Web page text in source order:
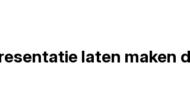
laten maken